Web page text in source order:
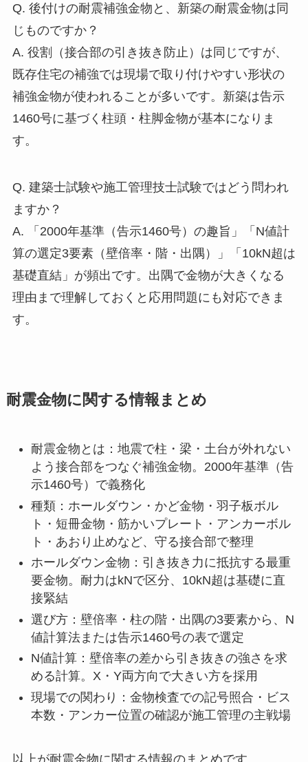
Q. 後付けの耐震補強金物と、新築の耐震金物は同
じものですか？
A. 役割（接合部の引き抜き防止）は同じですが、
既存住宅の補強では現場で取り付けやすい形状の
補強金物が使われることが多いです。新築は告示
1460号に基づく柱頭・柱脚金物が基本になりま
す。
Q. 建築士試験や施工管理技士試験ではどう問われ
ますか？
A. 「2000年基準（告示1460号）の趣旨」「N値計
算の選定3要素（壁倍率・階・出隅）」「10kN超は
基礎直結」が頻出です。出隅で金物が大きくなる
理由まで理解しておくと応用問題にも対応できま
す。
耐震金物に関する情報まとめ
耐震金物とは：地震で柱・梁・土台が外れない
よう接合部をつなぐ補強金物。2000年基準（告
示1460号）で義務化
種類：ホールダウン・かど金物・羽子板ボル
ト・短冊金物・筋かいプレート・アンカーボル
ト・あおり止めなど、守る接合部で整理
ホールダウン金物：引き抜き力に抵抗する最重
要金物。耐力はkNで区分、10kN超は基礎に直
接緊結
選び方：壁倍率・柱の階・出隅の3要素から、N
値計算法または告示1460号の表で選定
N値計算：壁倍率の差から引き抜きの強さを求
める計算。X・Y両方向で大きい方を採用
現場での関わり：金物検査での記号照合・ビス
本数・アンカー位置の確認が施工管理の主戦場